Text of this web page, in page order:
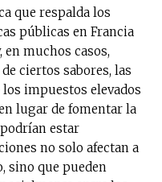
que respalda los
públicas en Francia
muchos casos,
ciertos sabores, las
impuestos elevados
lugar de fomentar la
estar
no solo afectan a
sino que pueden